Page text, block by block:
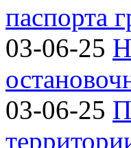
паспорта
03-06-25
03-06-25